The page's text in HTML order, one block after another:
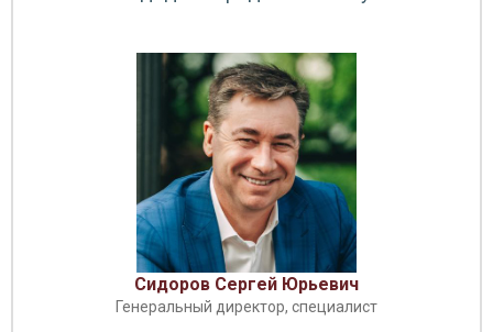
Сидоров Сергей Юрьевич
Генеральный директор, специалист